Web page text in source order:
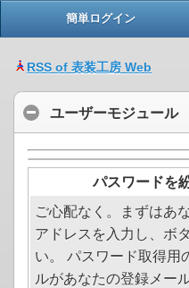
簡単ログイン
RSS of 表装工房 Web
ユーザーモジュール
パスワードを
ご心配なく。まずはあ
アドレスを入力し、ボ
い。 パスワード取得用
ルがあなたの登録メー